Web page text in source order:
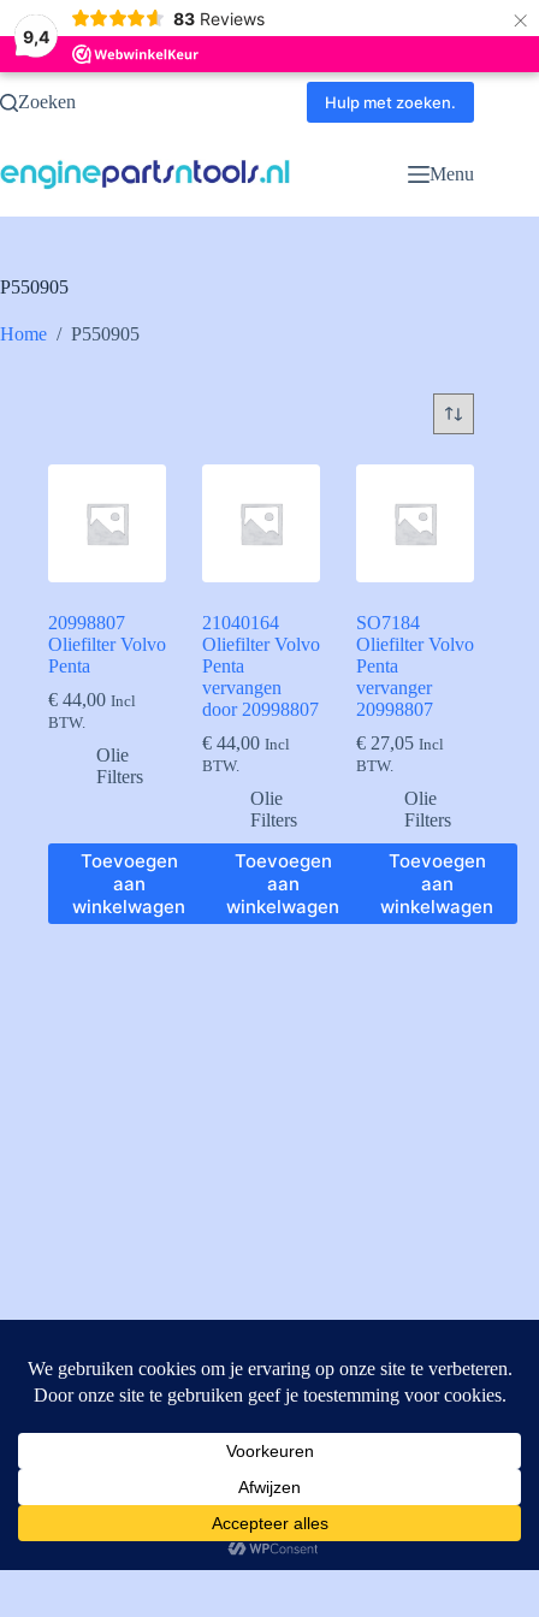
9,4
83 Reviews ×
Ga
naarZoeken Hulp met zoeken.
Menu
P550905
Home / P550905
20998807
Oliefilter Volvo
Penta
€ 44,00 Incl
BTW.
Olie
Filters
Toevoegen
aan
winkelwagen
21040164
Oliefilter Volvo
Penta
vervangen
door 20998807
€ 44,00 Incl
BTW.
Olie
Filters
Toevoegen
aan
winkelwagen
SO7184
Oliefilter Volvo
Penta
vervanger
20998807
€ 27,05 Incl
BTW.
Olie
Filters
Toevoegen
aan
winkelwagen
4462GE, Goes
T: +31 (0) 111-484438
M:parts@mitechniek.nl
VAT: NL862802295B01
Cookies helpen ons bij het leveren van onze diensten. Door
gebruik te maken van onze diensten, gaat u akkoord met ons
gebruik van cookies.